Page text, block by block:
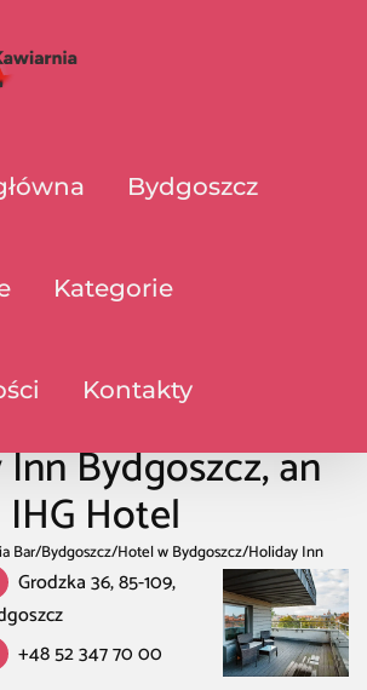
Bydgoszcz
Kategorie
Kontakty
Bydgoszcz, an
IHG Hotel
Bar/Bydgoszcz/Hotel w Bydgoszcz/Holiday Inn
Bydgoszcz, an IHG Hotel
Grodzka 36, 85-109,
+48 52 347 70 00